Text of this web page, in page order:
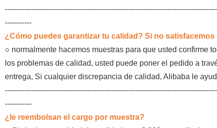
-----------
¿Cómo puedes garantizar tu calidad? Si no
○ normalmente hacemos muestras para que usted confirme
los problemas de calidad, usted puede poner el pedido a
entrega, Si cualquier discrepancia de calidad, Alibaba le
-----------
¿le reembolsan el cargo por muestra?